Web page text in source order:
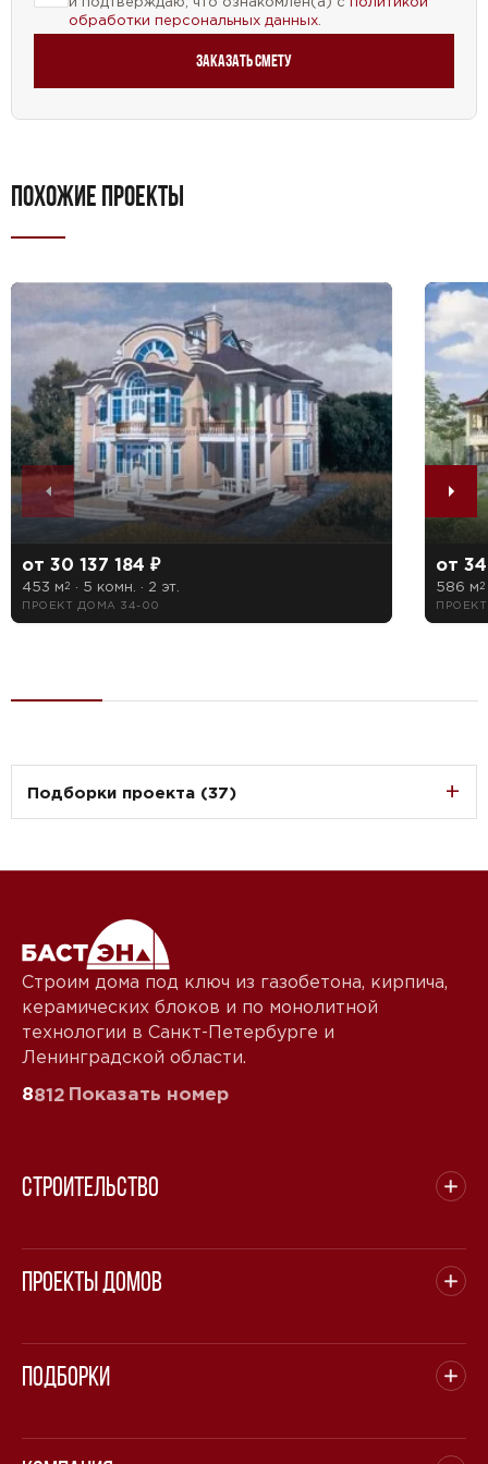
мансардой, гаражом, бассейном и другими
удобствами. Создайте свой идеальный дом, где вы
сможете наслаждаться комфортом и уютом
каждый день.
обработки персональных данных.
Заказать смету
ПОХОЖИЕ ПРОЕКТЫ
от 30 137 184 ₽
453 м2 · 5 комн. · 2 эт.
ПРОЕКТ ДОМА 34-00
от
586 м2
Подборки проекта (37)
Строим дома под ключ из газобетона, кирпича,
керамических блоков и по монолитной
технологии в Санкт-Петербурге и
Ленинградской области.
8812 Показать номер
Строительство
Проекты домов
Подборки